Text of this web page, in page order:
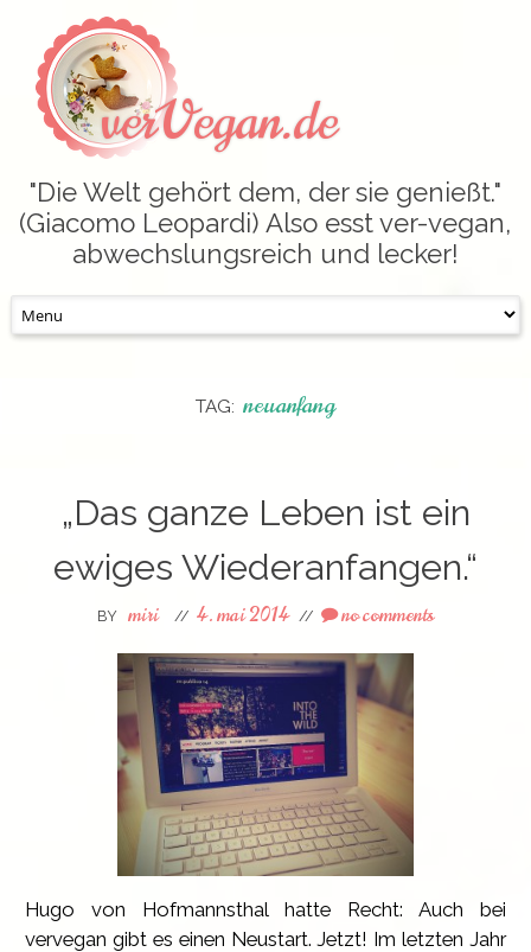
verVegan.de
"Die Welt gehört dem, der sie genießt."
(Giacomo Leopardi) Also esst ver-vegan,
abwechslungsreich und lecker!
to
TAG: neuanfang
„Das ganze Leben ist ein
ewiges Wiederanfangen.“
BY miri // 4. mai 2014 // no comments
Hugo von Hofmannsthal hatte Recht: Auch bei
vervegan gibt es einen Neustart. Jetzt! Im letzten Jahr